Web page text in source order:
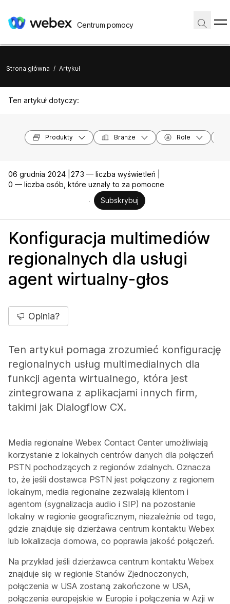
Centrum pomocy
Strona główna / Artykuł
Ten artykuł dotyczy:
Produkty Branże Role
06 grudnia 2024 |
273 — liczba wyświetleń |
0 — liczba osób, które uznały to za pomocne
Subskrybuj
Konfiguracja multimediów
regionalnych dla usługi
agent wirtualny-głos
Opinia?
Ten artykuł pomaga zrozumieć konfigurację
regionalnych usług multimedialnych dla
funkcji agenta wirtualnego, która jest
zintegrowana z aplikacjami innych firm,
takimi jak Dialogflow CX.
Media regionalne Webex Contact Center umożliwiają
korzystanie z lokalnych centrów danych dla połączeń
PSTN pochodzących z regionów zdalnych. Oznacza
to, że jeśli dostawca PSTN jest połączony z regionem
lokalnym, media regionalne zezwalają klientom i
agentom (sygnalizacja audio i SIP) na pozostanie
lokalny w regionie geograficznym, niezależnie od tego,
gdzie znajduje się dzierżawa centrum kontaktu Webex
lub lokalizacja domowa, co poprawia jakość połączeń.
Na przykład jeśli dzierżawca centrum kontaktu Webex
znajduje się w regionie Stanów Zjednoczonych,
połączenia w USA zostaną zakończone w USA,
połączenia europejskie w Europie i połączenia w Azji w